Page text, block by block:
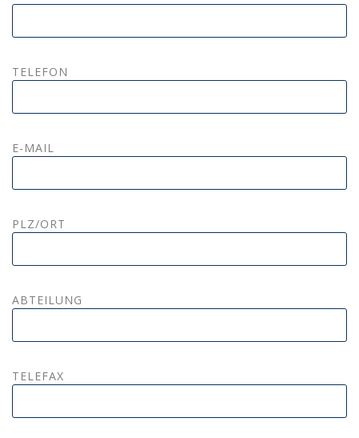
TELEFON
E-MAIL
PLZ/ORT
ABTEILUNG
TELEFAX